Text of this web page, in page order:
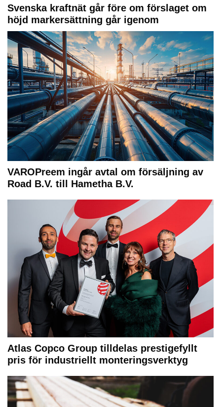
Svenska kraftnät går före om förslaget om
höjd markersättning går igenom
VAROPreem ingår avtal om försäljning av
Road B.V. till Hametha B.V.
Atlas Copco Group tilldelas prestigefyllt
pris för industriellt monteringsverktyg